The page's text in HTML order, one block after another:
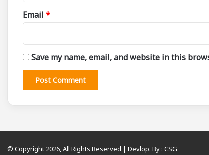
Email *
Save my name, email, and website in this
© Copyright 2026, All Rights Reserved | Devlop. By : CSG